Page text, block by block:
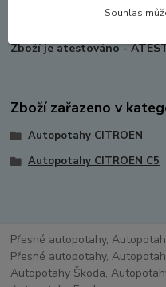
Zboží je atestováno -
Zboží zařazeno v
Autopotahy CITROEN
Autopotahy CITROEN C5
Přesné autopotahy,
Přesné autopotahy,
Autopotahy Škoda,
Souhlas